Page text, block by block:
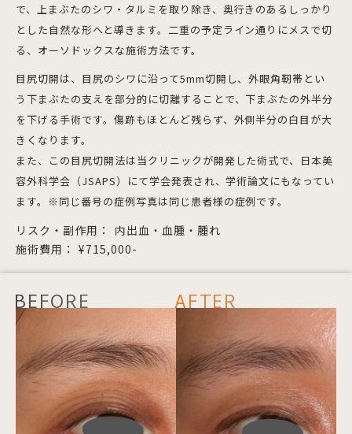
で、上まぶたのシワ・タルミを取り除き、 奥行きのあるしっかり
とした自然な形へと導きます。二重の予定ライン通りにメスで切
る、オーソドックスな施術方法です。
目尻切開は、目尻のシワに沿って5mm切開し、外眼角靭帯とい
う下まぶたの支えを部分的に切離することで、下まぶたの外半分
を下げる手術です。傷跡もほとんど残らず、外側半分の白目が大
きくなります。
また、この目尻切開法は当クリニックが開発した術式で、日本美
容外科学会（JSAPS）にて学会発表され、学術論文にもなってい
ます。※同じ番号の症例写真は同じ患者様の症例です。
リスク・副作用：
内出血・血腫・腫れ
施術費用：
¥715,000-
BEFORE AFTER